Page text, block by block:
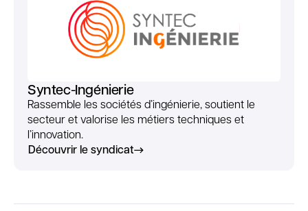
Syntec-Ingénierie
Rassemble les sociétés d’ingénierie, soutient le
secteur et valorise les métiers techniques et
l’innovation.
Découvrir le syndicat